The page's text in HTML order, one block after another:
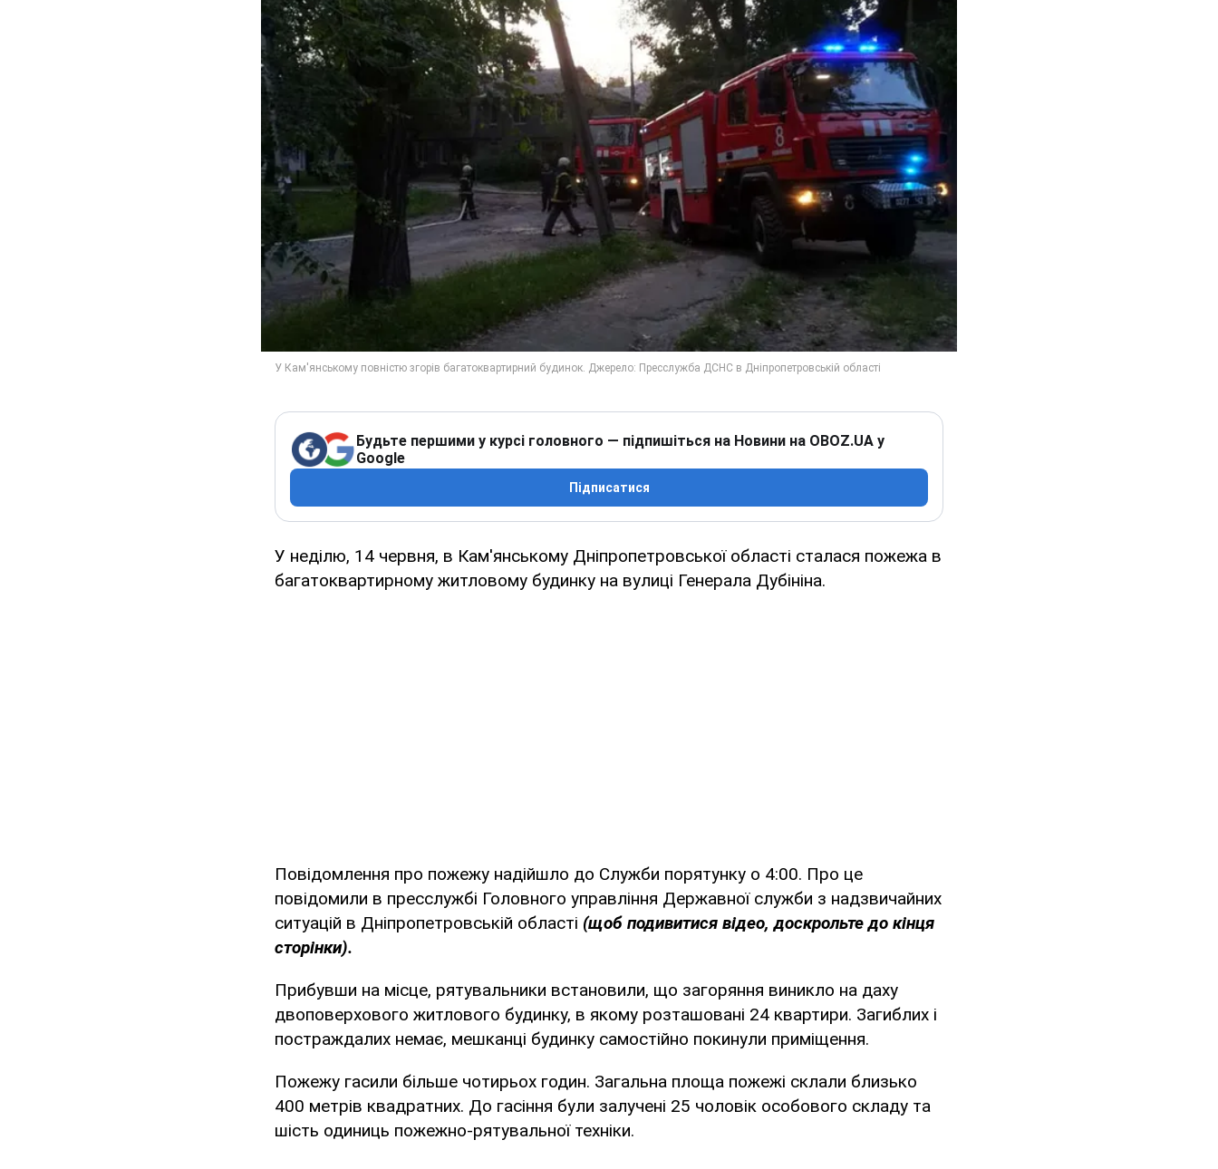
Будьте першими у курсі головного — підпишіться на Новини на OBOZ.UA у
Google
Підписатися
У неділю, 14 червня, в Кам'янському Дніпропетровської області сталася пожежа в
багатоквартирному житловому будинку на вулиці Генерала Дубініна.
Повідомлення про пожежу надійшло до Служби порятунку о 4:00. Про це
повідомили в пресслужбі Головного управління Державної служби з надзвичайних
ситуацій в Дніпропетровській області (щоб подивитися відео, доскрольте до кінця
сторінки).
Прибувши на місце, рятувальники встановили, що загоряння виникло на даху
двоповерхового житлового будинку, в якому розташовані 24 квартири. Загиблих і
постраждалих немає, мешканці будинку самостійно покинули приміщення.
Пожежу гасили більше чотирьох годин. Загальна площа пожежі склали близько
400 метрів квадратних. До гасіння були залучені 25 чоловік особового складу та
шість одиниць пожежно-рятувальної техніки.